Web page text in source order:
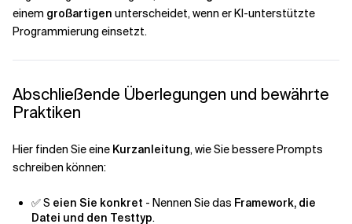
einem großartigen unterscheidet, wenn er KI-unterstützte
Programmierung einsetzt.
Abschließende Überlegungen und bewährte
Praktiken
Hier finden Sie eine Kurzanleitung, wie Sie bessere Prompts
schreiben können:
✅ S eien Sie konkret - Nennen Sie das Framework, die
Datei und den Testtyp.